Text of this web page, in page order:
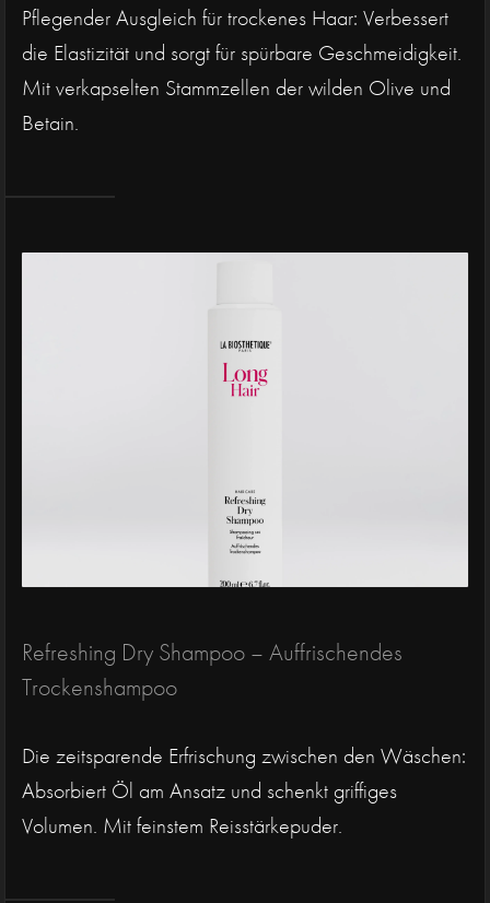
Pflegender Ausgleich für trockenes Haar: Verbessert
die Elastizität und sorgt für spürbare Geschmeidigkeit.
Mit verkapselten Stammzellen der wilden Olive und
Betain.
Refreshing Dry Shampoo – Auffrischendes
Trockenshampoo
Die zeitsparende Erfrischung zwischen den Wäschen:
Absorbiert Öl am Ansatz und schenkt griffiges
Volumen. Mit feinstem Reisstärkepuder.